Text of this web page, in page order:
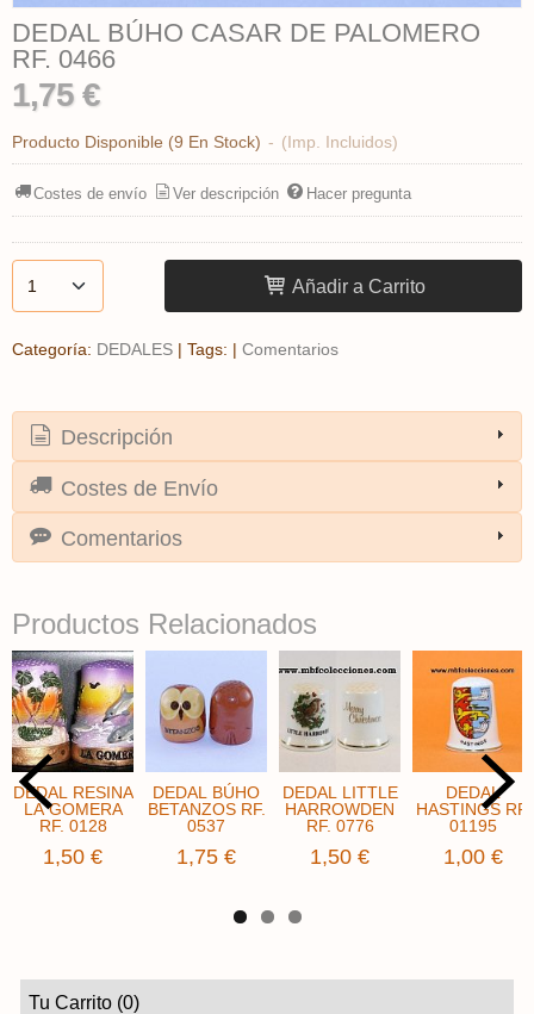
Tu Carrito (0)
DEDAL BÚHO CASAR DE PALOMERO
RF. 0466
1,75 €
Producto Disponible (9 En Stock) - (Imp. Incluidos)
Costes de envío Ver descripción Hacer pregunta
Añadir a Carrito
Categoría: DEDALES | Tags: | Comentarios
Descripción
Costes de Envío
Comentarios
Productos Relacionados
DEDAL RESINA
LA GOMERA
RF. 0128
1,50 €
DEDAL BÚHO
BETANZOS RF.
0537
1,75 €
DEDAL LITTLE
HARROWDEN
RF. 0776
1,50 €
DEDAL
HASTINGS RF.
01195
1,00 €